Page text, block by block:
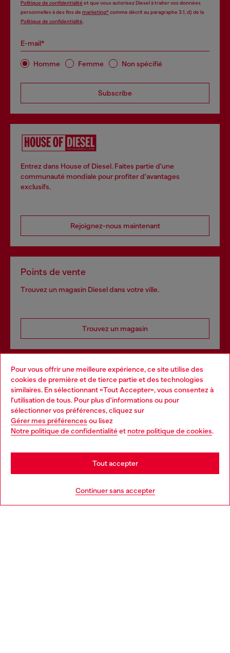
Pour vous offrir une meilleure expérience, ce site utilise des
cookies de première et de tierce partie et des technologies
similaires. En sélectionnant «Tout Accepter», vous consentez à
l'utilisation de tous. Pour plus d'informations ou pour
sélectionner vos préférences, cliquez sur
Gérer mes préférences ou lisez
Notre politique de confidentialitéet notre politique de cookies.
Continuer sans accepter
Tout accepter
Politique de confidentialité et que vous autorisez Diesel à traiter vos données
personnelles à des fins de marketing*comme décrit au paragraphe 3.1, d) de la
Politique de confidentialité
E-mail*
Homme Femme Non spécifié
Subscribe
Entrez dans House of Diesel. Faites partie d'une
communauté mondiale pour profiter d'avantages
exclusifs.
Rejoignez-nous maintenant
Points de vente
Trouvez un magasin Diesel dans votre ville.
Trouvez un magasin
Services omnicanaux
Découvrez tous nos services, en ligne et en magasin.
En savoir plus
Choose your location
You are currently browsing France website, but it seems you
may be based in United States